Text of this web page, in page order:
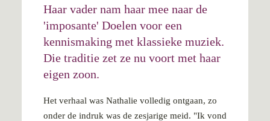
Haar vader nam haar mee naar de
'imposante' Doelen voor een
kennismaking met klassieke muziek.
Die traditie zet ze nu voort met haar
eigen zoon.
Het verhaal was Nathalie volledig ontgaan, zo
onder de indruk was de zesjarige meid. "Ik vond